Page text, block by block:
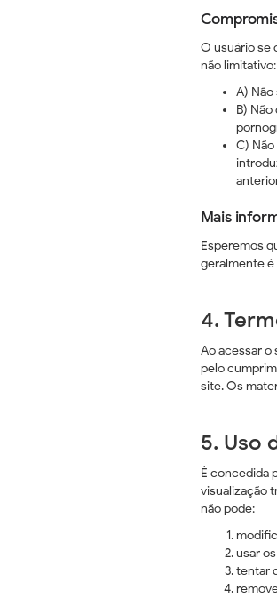
O usuário se
não limitativo:
A)
B)
C)
Mais
Esperemos
geralmente é
4.
Ao acessar o
pelo
site. Os
5. Uso
É concedida
visualização
não pode:
usar
tentar